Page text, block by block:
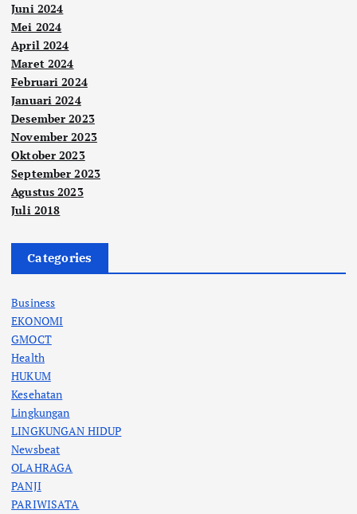
Juni 2024
Mei 2024
April 2024
Maret 2024
Februari 2024
Januari 2024
Desember 2023
November 2023
Oktober 2023
September 2023
Agustus 2023
Juli 2018
Categories
Business
EKONOMI
GMOCT
Health
HUKUM
Kesehatan
Lingkungan
LINGKUNGAN HIDUP
Newsbeat
OLAHRAGA
PANJI
PARIWISATA